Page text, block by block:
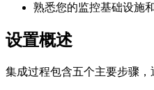
熟悉您的监控基础设施
设置概述
集成过程包含五个主要步骤，